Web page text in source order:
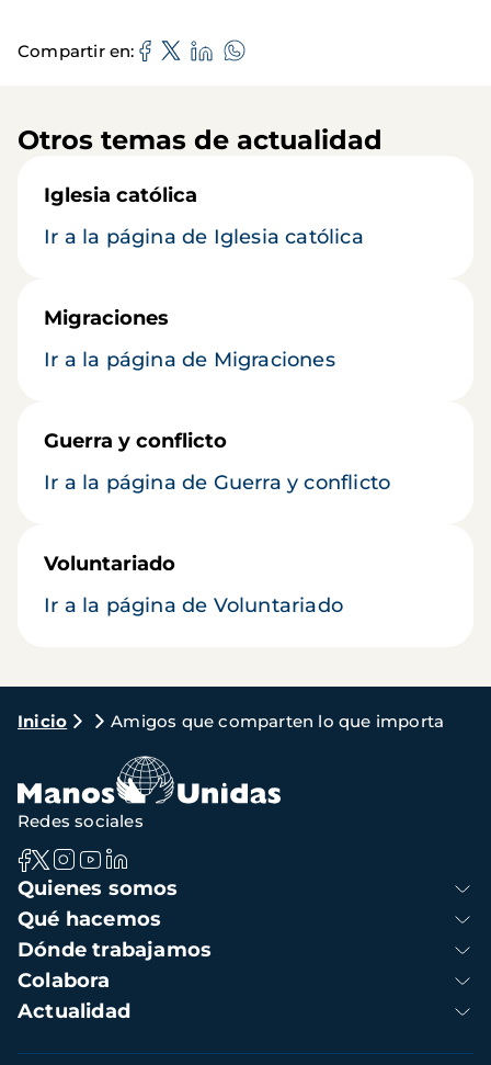
Compartir en
Otros temas de actualidad
Iglesia católica
Ir a la página de Iglesia católica
Migraciones
Ir a la página de Migraciones
Guerra y conflicto
Ir a la página de Guerra y conflicto
Voluntariado
Ir a la página de Voluntariado
Ruta
navegación
Inicio Amigos que comparten lo que importa
Navegación
principal
Quienes somos
Qué hacemos
Dónde trabajamos
Colabora
Actualidad
Redes sociales